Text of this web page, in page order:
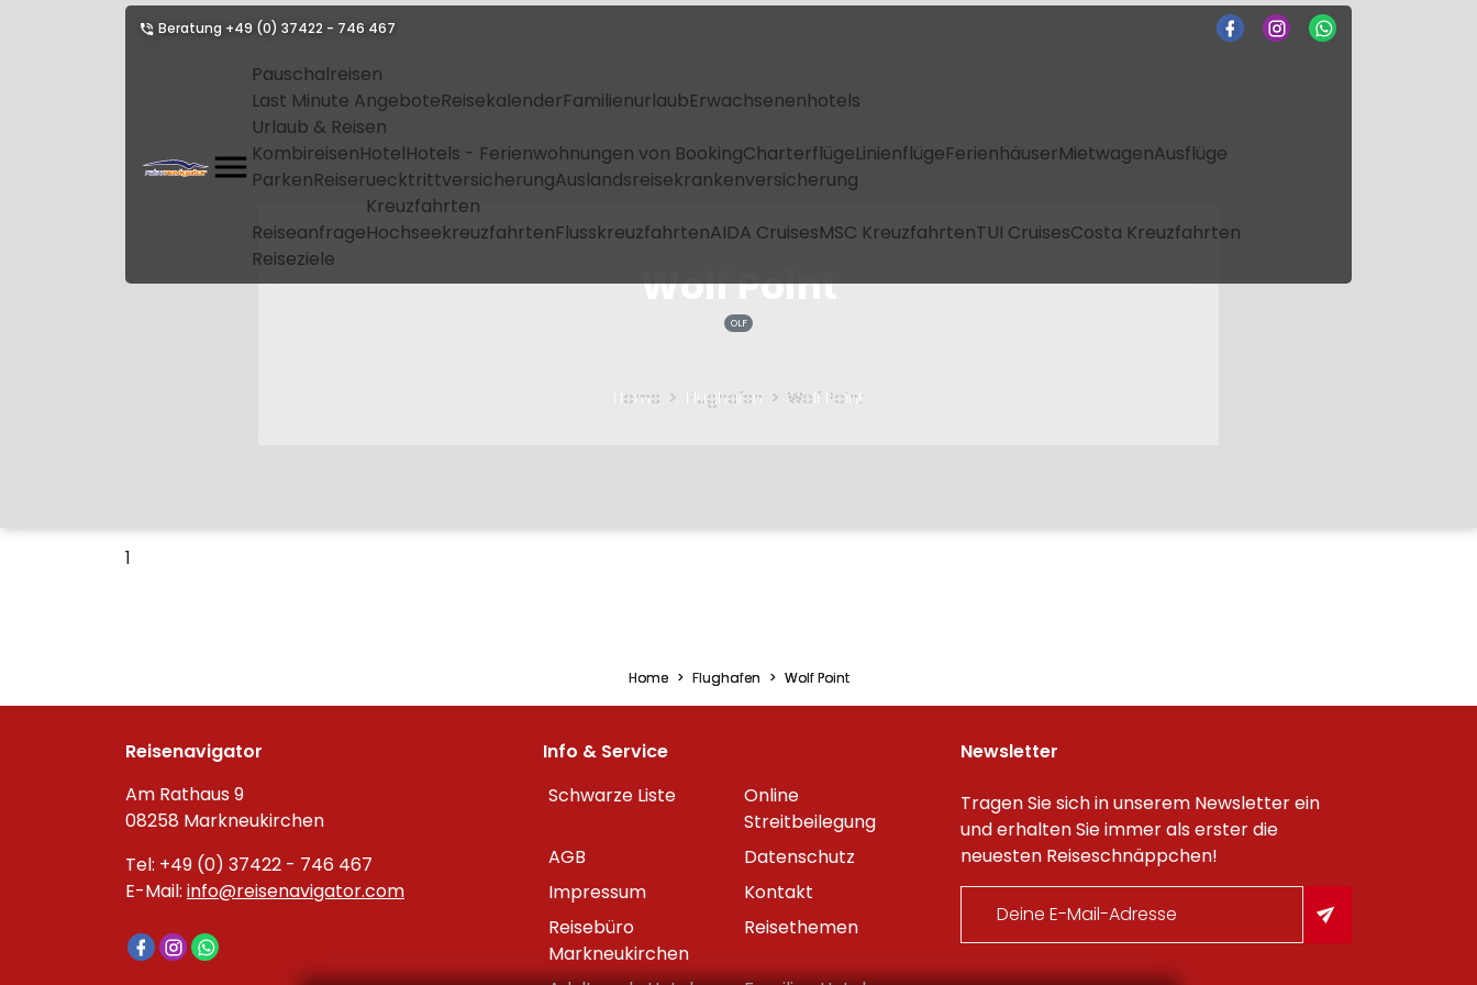
Beratung +49 (0) 37422 - 746 467
Pauschalreisen
Last Minute AngeboteReisekalenderFamilienurlaubErwachsenenhotels
Urlaub & Reisen
KombireisenHotelHotels - Ferienwohnungen von BookingCharterflügeLinienflügeFerienhäuserMietwagenAusflüge
ParkenReiseruecktrittversicherungAuslandsreisekrankenversicherung
Reiseanfrage
Kreuzfahrten
HochseekreuzfahrtenFlusskreuzfahrtenAIDA CruisesMSC KreuzfahrtenTUI CruisesCosta Kreuzfahrten
Reiseziele
Wolf Point
OLF
Home Flughafen Wolf Point
1
Home Flughafen Wolf Point
Reisenavigator
Am Rathaus 9
08258 Markneukirchen
Tel: +49 (0) 37422 - 746 467
E-Mail: info@reisenavigator.com
Info & Service
Schwarze Liste
Online
Streitbeilegung
AGB
Datenschutz
Impressum
Kontakt
Reisebüro
Markneukirchen
Reisethemen
Newsletter
Tragen Sie sich in unserem Newsletter ein
und erhalten Sie immer als erster die
neuesten Reiseschnäppchen!